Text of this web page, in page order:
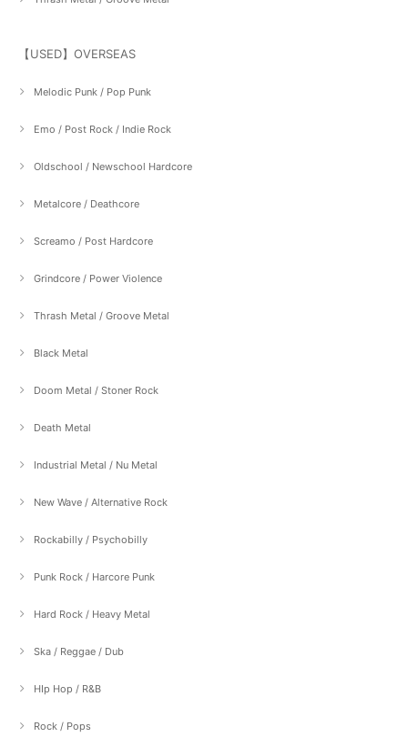
【USED】OVERSEAS
Melodic Punk / Pop Punk
Emo / Post Rock / Indie Rock
Oldschool / Newschool Hardcore
Metalcore / Deathcore
Screamo / Post Hardcore
Grindcore / Power Violence
Thrash Metal / Groove Metal
Black Metal
Doom Metal / Stoner Rock
Death Metal
Industrial Metal / Nu Metal
New Wave / Alternative Rock
Rockabilly / Psychobilly
Punk Rock / Harcore Punk
Hard Rock / Heavy Metal
Ska / Reggae / Dub
HIp Hop / R&B
Rock / Pops